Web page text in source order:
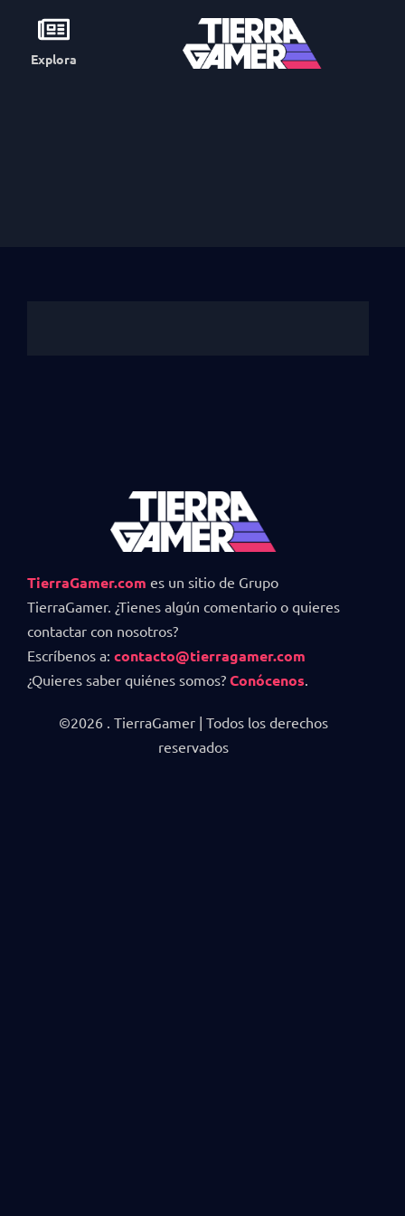
Explora
TierraGamer.com es un sitio de Grupo
TierraGamer. ¿Tienes algún comentario o quieres
contactar con nosotros?
Escríbenos a: contacto@tierragamer.com
¿Quieres saber quiénes somos? Conócenos
©2026 . TierraGamer | Todos los derechos
reservados